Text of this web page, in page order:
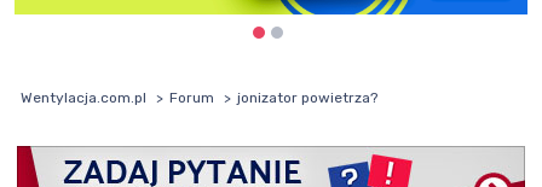
Wentylacja.com.pl Forum jonizator powietrza?